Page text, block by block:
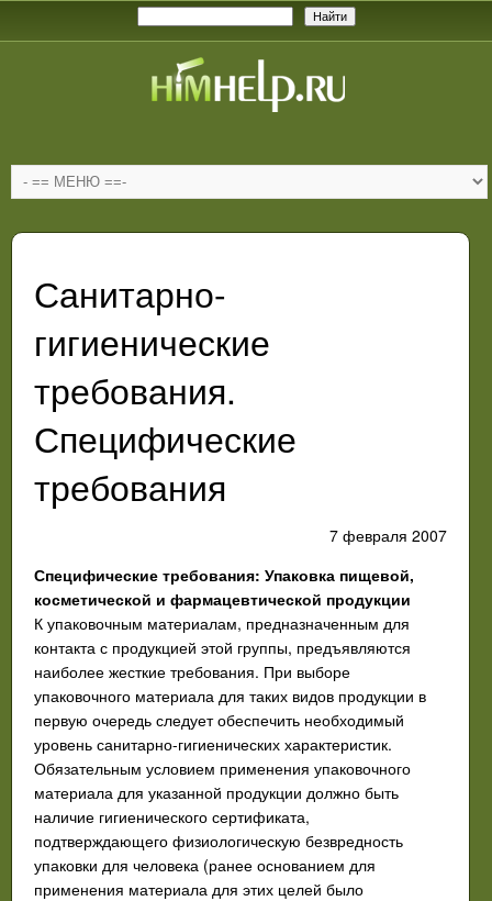
Санитарно-
гигиенические
требования.
Специфические
требования
7 февраля 2007
Специфические требования: Упаковка пищевой,
косметической и фармацевтической продукции
К упаковочным материалам, предназначенным для
контакта с продукцией этой группы, предъявляются
наиболее жесткие требования. При выборе
упаковочного материала для таких видов продукции в
первую очередь следует обеспечить необходимый
уровень санитарно-гигиенических характеристик.
Обязательным условием применения упаковочного
материала для указанной продукции должно быть
наличие гигиенического сертификата,
подтверждающего физиологическую безвредность
упаковки для человека (ранее основанием для
применения материала для этих целей было